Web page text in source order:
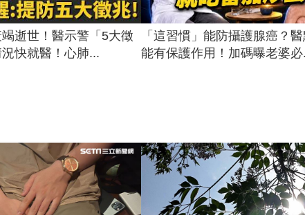
逝世！醫示警「5大徵
快就醫！心肺...
「這習慣」能防攝護腺癌？
能有保護作用！加碼曝老婆